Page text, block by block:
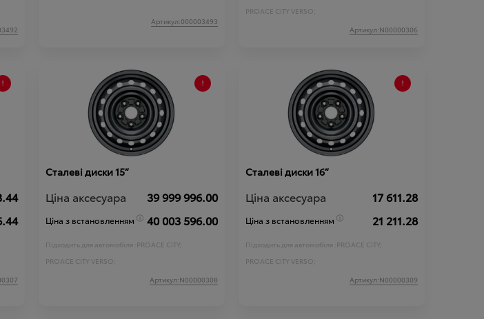
Артикул:000003493
PROACE CITY VERSO;
Артикул:N00000306
Сталеві диски 15”
Ціна аксесуара 39 999 996.00
Ціна з встановленням 40 003 596.00
Підходить для автомобіля :PROACE CITY;
PROACE CITY VERSO;
Артикул:N00000308
Сталеві диски 16”
Ціна аксесуара 17 611.28
Ціна з встановленням 21 211.28
Підходить для автомобіля :PROACE CITY;
PROACE CITY VERSO;
Артикул:N00000309